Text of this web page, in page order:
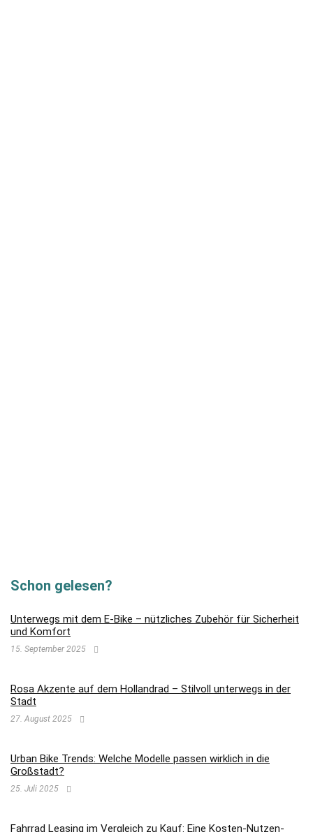
Schon gelesen?
Unterwegs mit dem E-Bike – nützliches Zubehör für Sicherheit
und Komfort
15. September 2025
Rosa Akzente auf dem Hollandrad – Stilvoll unterwegs in der
Stadt
27. August 2025
Urban Bike Trends: Welche Modelle passen wirklich in die
Großstadt?
25. Juli 2025
Fahrrad Leasing im Vergleich zu Kauf: Eine Kosten-Nutzen-